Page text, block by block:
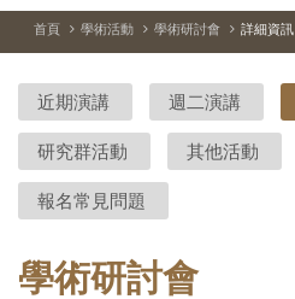
院-
臺
灣
史
研
究
首頁 學術活動 學術研討會 詳細資訊
近期演講 週二演講
研究群活動 其他活動
報名常見問題
學術研討會